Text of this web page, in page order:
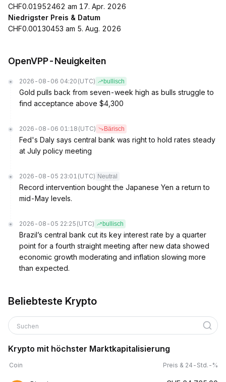
CHF0.01952462 am 17. Apr. 2026
Niedrigster Preis & Datum
CHF0.00130453 am 5. Aug. 2026
OpenVPP-Neuigkeiten
2026-08-06 04:20 (UTC) bullisch
Gold pulls back from seven-week high as bulls struggle to
find acceptance above $4,300
2026-08-06 01:18 (UTC) Bärisch
Fed's Daly says central bank was right to hold rates steady
at July policy meeting
2026-08-05 23:01 (UTC) Neutral
Record intervention bought the Japanese Yen a return to
mid-May levels.
2026-08-05 22:25 (UTC) bullisch
Brazil’s central bank cut its key interest rate by a quarter
point for a fourth straight meeting after new data showed
economic growth moderating and inflation slowing more
than expected.
Beliebteste Krypto
Suchen
Krypto mit höchster Marktkapitalisierung
Coin Preis & 24-Std.-%